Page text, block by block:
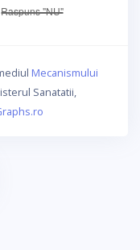
Mecanismului
Sanatatii,